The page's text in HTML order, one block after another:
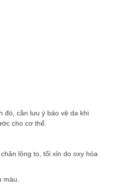
đó, cần lưu ý bảo vệ da khi
cho cơ thể.
lông to, tối xỉn do oxy hóa